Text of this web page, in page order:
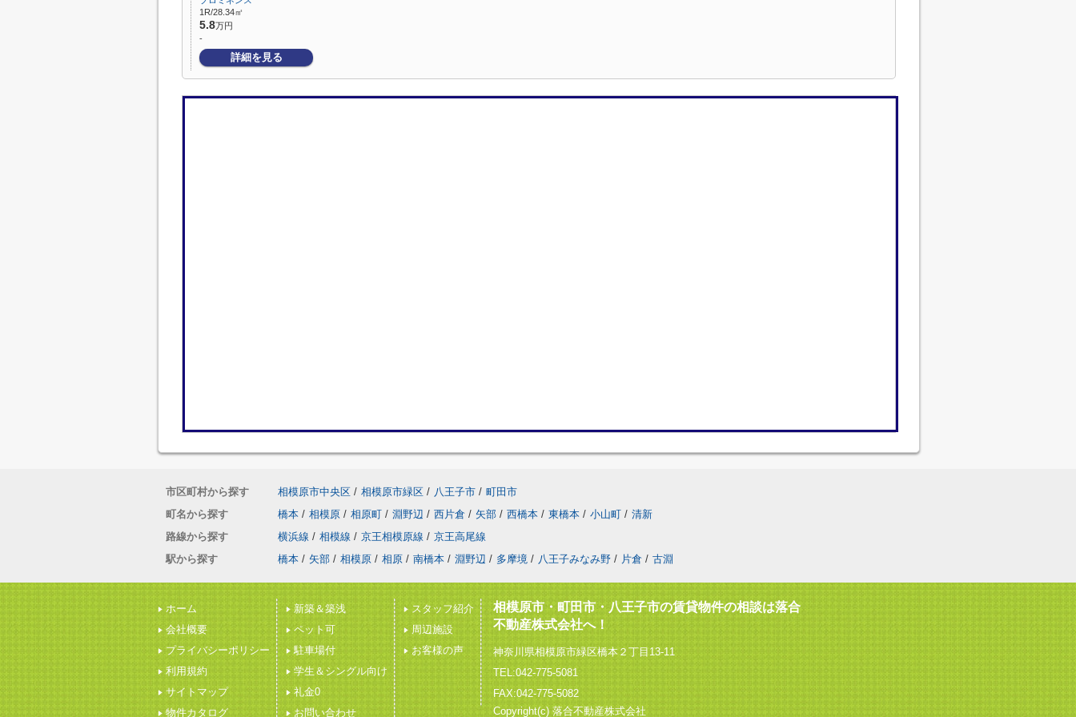
1R/28.34㎡
5.8万円
-
詳細を見る
市区町村から探す 相模原市中央区 / 相模原市緑区 / 八王子市 / 町田市
町名から探す
橋本 / 相模原 / 相原町 / 淵野辺 / 西片倉 / 矢部 / 西橋本 / 東橋本 / 小山町 / 清新
路線から探す
横浜線 / 相模線 / 京王相模原線 / 京王高尾線
駅から探す
橋本 / 矢部 / 相模原 / 相原 / 南橋本 / 淵野辺 / 多摩境 / 八王子みなみ野 / 片倉 / 古淵
ホーム
会社概要
プライバシーポリシー
利用規約
サイトマップ
物件カタログ
新築＆築浅
ペット可
駐車場付
学生＆シングル向け
礼金0
お問い合わせ
スタッフ紹介
周辺施設
お客様の声
相模原市・町田市・八王子市の賃貸物件の相談は落合
不動産株式会社へ！
神奈川県相模原市緑区橋本２丁目13-11
TEL:042-775-5081
FAX:042-775-5082
Copyright(c) 落合不動産株式会社